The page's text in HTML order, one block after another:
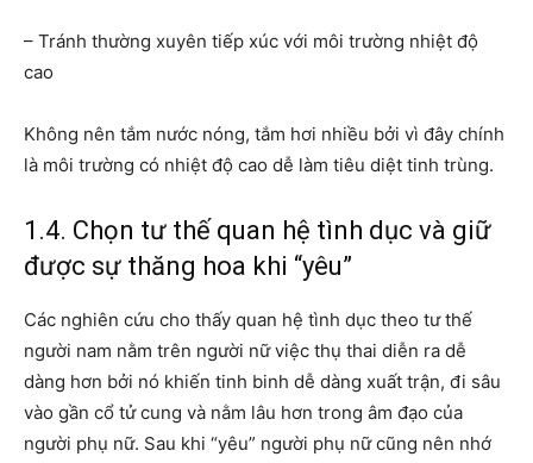
– Tránh thường xuyên tiếp xúc với môi trường nhiệt độ
cao
Không nên tắm nước nóng, tắm hơi nhiều bởi vì đây chính
là môi trường có nhiệt độ cao dễ làm tiêu diệt tinh trùng.
1.4. Chọn tư thế quan hệ tình dục và giữ
được sự thăng hoa khi “yêu”
Các nghiên cứu cho thấy quan hệ tình dục theo tư thế
người nam nằm trên người nữ việc thụ thai diễn ra dễ
dàng hơn bởi nó khiến tinh binh dễ dàng xuất trận, đi sâu
vào gần cổ tử cung và nằm lâu hơn trong âm đạo của
người phụ nữ. Sau khi “yêu” người phụ nữ cũng nên nhớ